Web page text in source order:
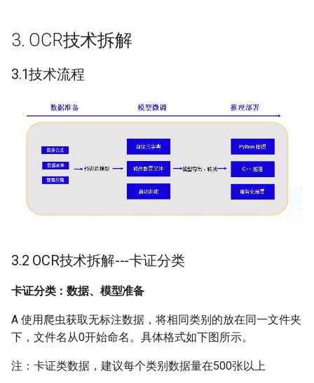
3. OCR技术拆解
3.1技术流程
3.2 OCR技术拆解---卡证分类
卡证分类：数据、模型准备
A 使用爬虫获取无标注数据，将相同类别的放在同一文件夹
下，文件名从0开始命名。具体格式如下图所示。
​注：卡证类数据，建议每个类别数据量在500张以上